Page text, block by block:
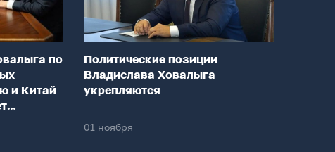
по
и Китай
Политические позиции
Владислава Ховалыга
укрепляются
01 ноября